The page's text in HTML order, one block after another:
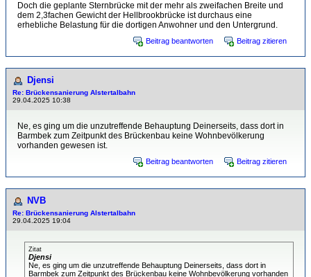
Doch die geplante Sternbrücke mit der mehr als zweifachen Breite und
dem 2,3fachen Gewicht der Hellbrookbrücke ist durchaus eine
erhebliche Belastung für die dortigen Anwohner und den Untergrund.
Beitrag beantworten Beitrag zitieren
Djensi
Re: Brückensanierung Alstertalbahn
29.04.2025 10:38
Ne, es ging um die unzutreffende Behauptung Deinerseits, dass dort in
Barmbek zum Zeitpunkt des Brückenbau keine Wohnbevölkerung
vorhanden gewesen ist.
Beitrag beantworten Beitrag zitieren
NVB
Re: Brückensanierung Alstertalbahn
29.04.2025 19:04
Zitat
Djensi
Ne, es ging um die unzutreffende Behauptung Deinerseits, dass dort in
Barmbek zum Zeitpunkt des Brückenbau keine Wohnbevölkerung vorhanden